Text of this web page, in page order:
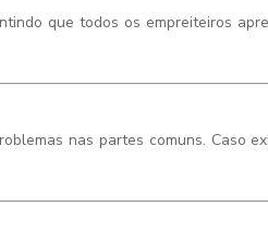
que todos os empreiteiros
nas partes comuns. Caso